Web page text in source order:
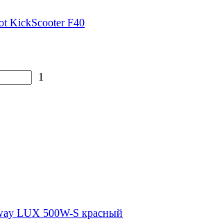
KickScooter F40
1
LUX 500W-S красный